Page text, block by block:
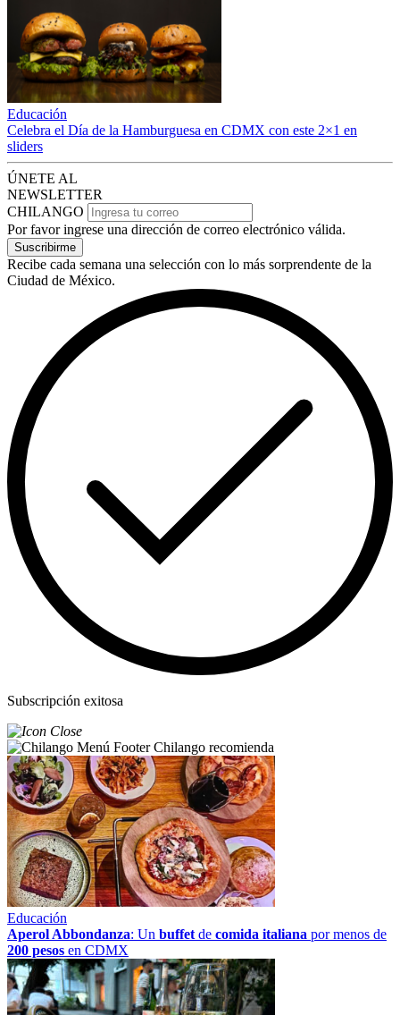
Educación
Celebra el Día de la Hamburguesa en CDMX con este 2×1 en
sliders
ÚNETE AL
NEWSLETTER
CHILANGO
Por favor ingrese una dirección de correo electrónico válida.
Suscribirme
Recibe cada semana una selección con lo más sorprendente de la
Ciudad de México.
Subscripción exitosa
Chilango recomienda
Educación
Aperol Abbondanza: Un buffet de comida italiana por menos de
200 pesos en CDMX